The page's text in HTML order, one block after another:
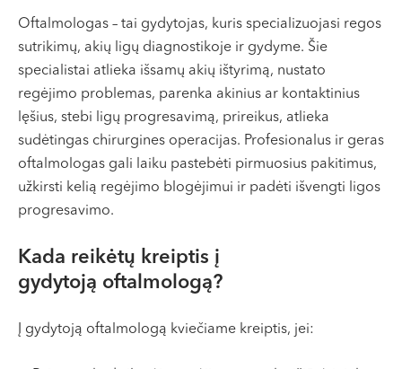
Oftalmologas – tai gydytojas, kuris specializuojasi regos
sutrikimų, akių ligų diagnostikoje ir gydyme. Šie
specialistai atlieka išsamų akių ištyrimą, nustato
regėjimo problemas, parenka akinius ar kontaktinius
lęšius, stebi ligų progresavimą, prireikus, atlieka
sudėtingas chirurgines operacijas. Profesionalus ir geras
oftalmologas gali laiku pastebėti pirmuosius pakitimus,
užkirsti kelią regėjimo blogėjimui ir padėti išvengti ligos
progresavimo.
Kada reikėtų kreiptis į
gydytoją oftalmologą?
Į gydytoją oftalmologą kviečiame kreiptis, jei: